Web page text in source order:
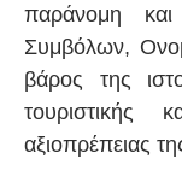
παράνομη
Συμβόλων,
βάρος της
τουριστικής
αξιοπρέπειας